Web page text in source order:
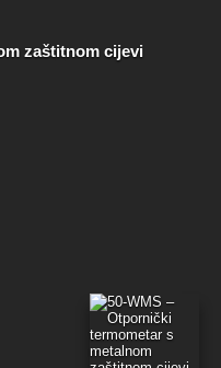
zaštitnom cijevi